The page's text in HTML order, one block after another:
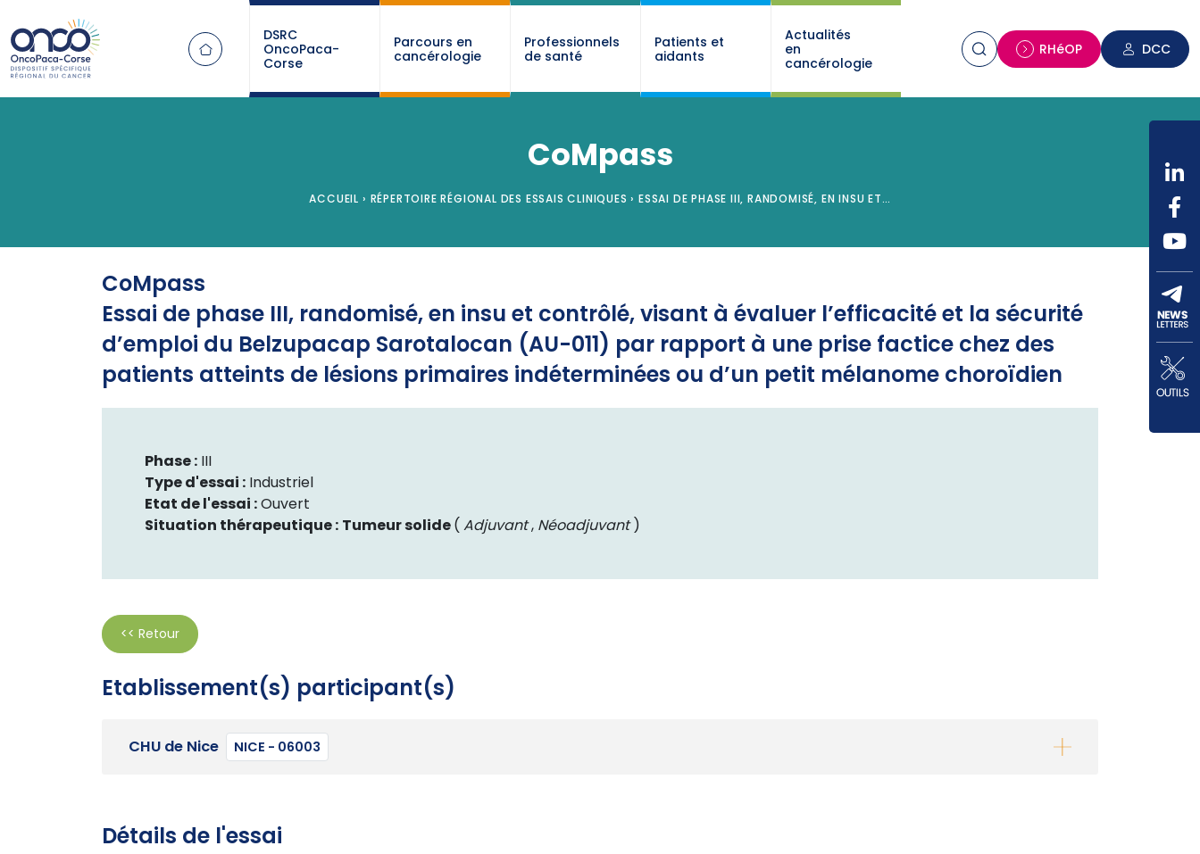
DSRC
OncoPaca-
Corse
Parcours en
cancérologie
Professionnels
de santé
Patients et
aidants
Actualités
en
cancérologie
RHéOP DCC
CoMpass
ACCUEIL › RÉPERTOIRE RÉGIONAL DES ESSAIS CLINIQUES › ESSAI DE PHASE III, RANDOMISÉ, EN INSU ET…
CoMpass
Essai de phase III, randomisé, en insu et contrôlé, visant à évaluer l’efficacité et la sécurité
d’emploi du Belzupacap Sarotalocan (AU-011) par rapport à une prise factice chez des
patients atteints de lésions primaires indéterminées ou d’un petit mélanome choroïdien
Phase : III
Type d'essai : Industriel
Etat de l'essai :Ouvert
Situation thérapeutique : Tumeur solide( Adjuvant, Néoadjuvant)
<< Retour
Etablissement(s) participant(s)
CHU de Nice NICE - 06003
Détails de l'essai